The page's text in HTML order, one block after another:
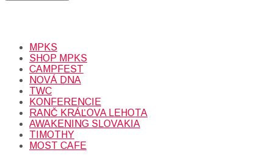
MPKS
SHOP MPKS
CAMPFEST
NOVÁ DNA
TWC
KONFERENCIE
RANČ KRÁĽOVA LEHOTA
AWAKENING SLOVAKIA
TIMOTHY
MOST CAFE